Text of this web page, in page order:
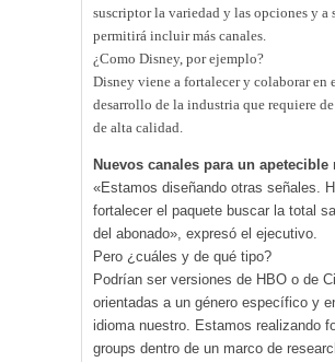
suscriptor la variedad y las opciones y a
permitirá incluir más canales.
¿Como Disney, por ejemplo?
Disney viene a fortalecer y colaborar en
desarrollo de la industria que requiere
de alta calidad.
Nuevos canales para un apetecible
«Estamos diseñando otras señales.
fortalecer el paquete buscar la total
del abonado», expresó el ejecutivo.
Pero ¿cuáles y de qué tipo?
Podrían ser versiones de HBO o de
orientadas a un género específico y
idioma nuestro. Estamos realizando
groups dentro de un marco de